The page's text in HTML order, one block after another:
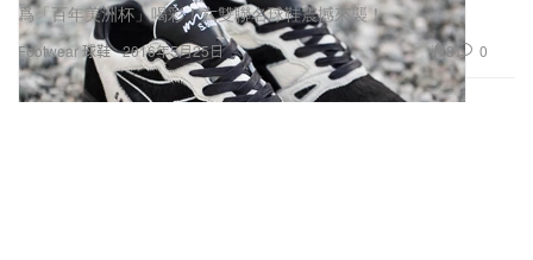
Footwear 球鞋
爲「百年美洲杯」喝彩！六雙聯名球鞋震撼來襲！
2016年5月25日 8 0